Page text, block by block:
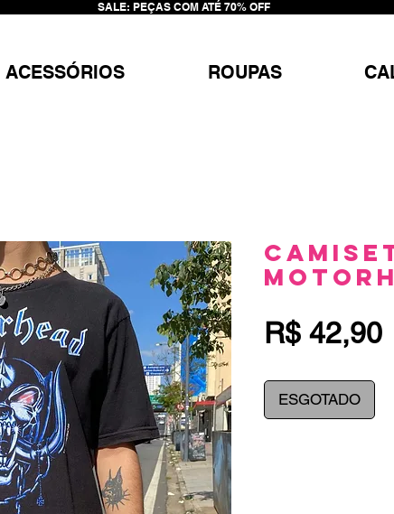
SALE: PEÇAS COM ATÉ 70% OFF
ACESSÓRIOS ROUPAS
R$ 42,90
ESGOTADO